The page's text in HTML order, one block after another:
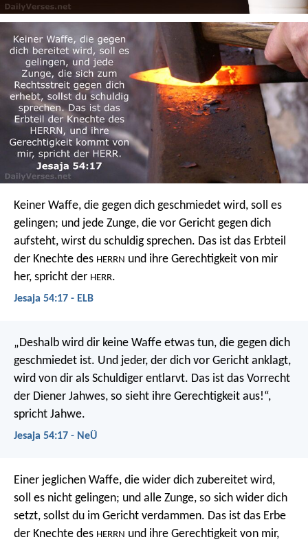
Keiner Waffe, die gegen dich geschmiedet wird, soll es
gelingen; und jede Zunge, die vor Gericht gegen dich
aufsteht, wirst du schuldig sprechen. Das ist das Erbteil
der Knechte des HERRN und ihre Gerechtigkeit von mir
her, spricht der HERR.
Jesaja 54:17 - ELB
„Deshalb wird dir keine Waffe etwas tun, die gegen dich
geschmiedet ist. Und jeder, der dich vor Gericht anklagt,
wird von dir als Schuldiger entlarvt. Das ist das Vorrecht
der Diener Jahwes, so sieht ihre Gerechtigkeit aus!“,
spricht Jahwe.
Jesaja 54:17 - NeÜ
Einer jeglichen Waffe, die wider dich zubereitet wird,
soll es nicht gelingen; und alle Zunge, so sich wider dich
setzt, sollst du im Gericht verdammen. Das ist das Erbe
der Knechte des HERRN und ihre Gerechtigkeit von mir,